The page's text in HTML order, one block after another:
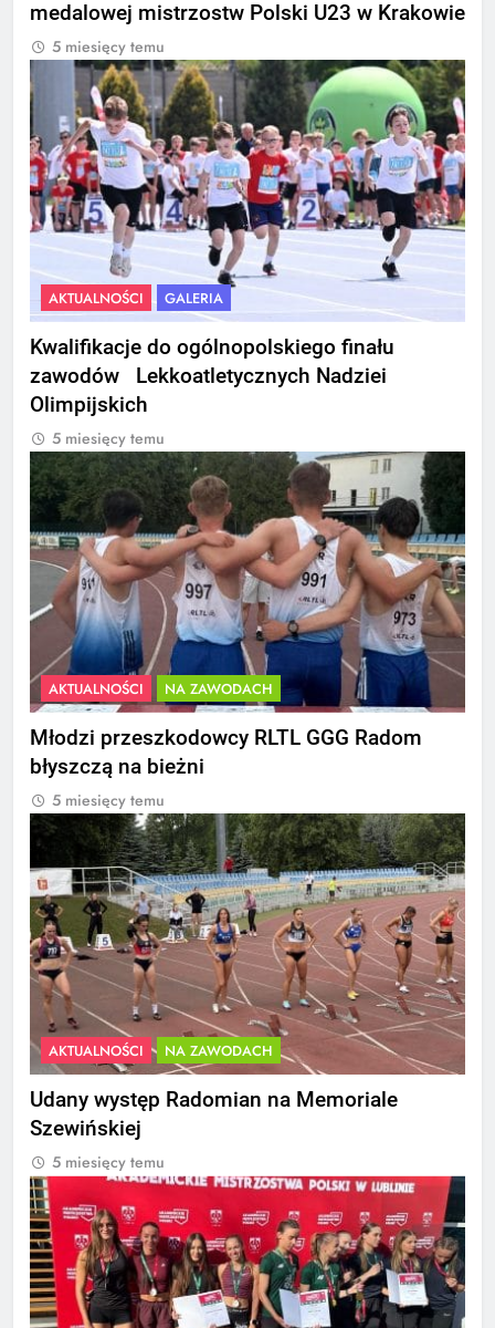
medalowej mistrzostw Polski U23 w Krakowie
5 miesięcy temu
AKTUALNOŚCI GALERIA
Kwalifikacje do ogólnopolskiego finału
zawodów Lekkoatletycznych Nadziei
Olimpijskich
5 miesięcy temu
AKTUALNOŚCI NA ZAWODACH
Młodzi przeszkodowcy RLTL GGG Radom
błyszczą na bieżni
5 miesięcy temu
AKTUALNOŚCI NA ZAWODACH
Udany występ Radomian na Memoriale
Szewińskiej
5 miesięcy temu